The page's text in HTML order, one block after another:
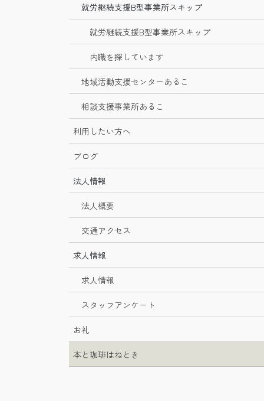
就労継続支援B型事業所スキップ
就労継続支援B型事業所スキップ
内職を探しています
地域活動支援センターあるこ
相談支援事業所あるこ
利用したい方へ
ブログ
法人情報
法人概要
交通アクセス
求人情報
求人情報
スタッフアンケート
お礼
本と珈琲はねとき